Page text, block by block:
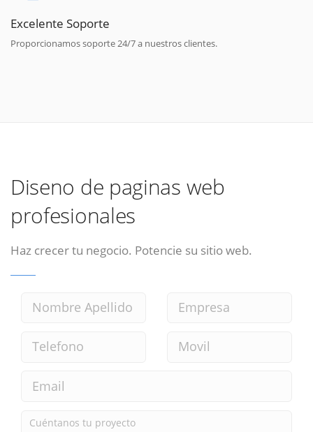
Excelente Soporte
Proporcionamos soporte 24/7 a nuestros clientes.
Diseno de paginas web
profesionales
Haz crecer tu negocio. Potencie su sitio web.